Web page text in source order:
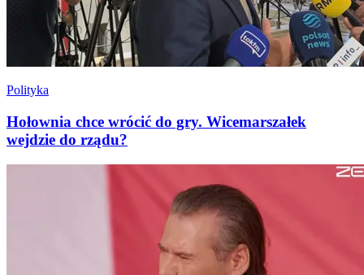
Polityka
Hołownia chce wrócić do gry. Wicemarszałek
wejdzie do rządu?